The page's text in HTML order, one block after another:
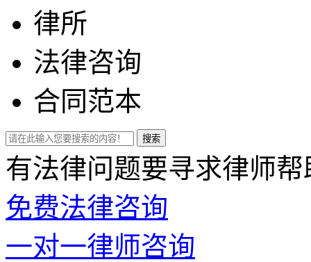
律所
法律咨询
合同范本
有法律问题要寻求律师
免费法律咨询
一对一律师咨询